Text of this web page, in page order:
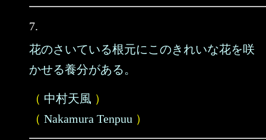
7.
花のさいている根元にこのきれいな花を咲
かせる養分がある。
（ 中村天風 ）
（ Nakamura Tenpuu ）